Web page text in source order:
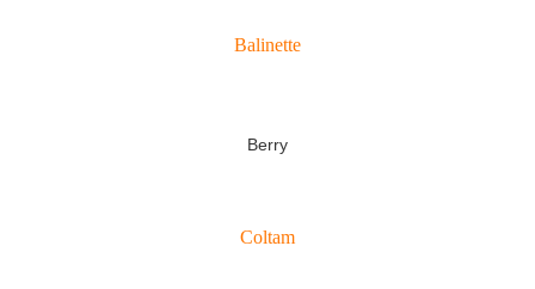
Balinette
Berry
Coltam